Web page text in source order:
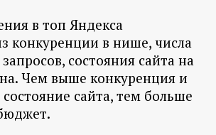
в топ Яндекса
конкуренции в нише, числа
состояния сайта на
Чем выше конкуренция и
сайта, тем больше